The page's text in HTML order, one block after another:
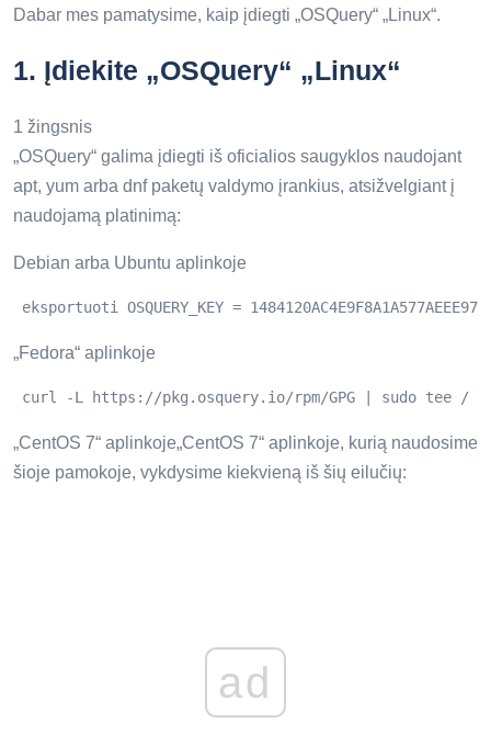
Dabar mes pamatysime, kaip įdiegti „OSQuery“ „Linux“.
1. Įdiekite „OSQuery“ „Linux“
1 žingsnis
„OSQuery“ galima įdiegti iš oficialios saugyklos naudojant
apt, yum arba dnf paketų valdymo įrankius, atsižvelgiant į
naudojamą platinimą:
Debian arba Ubuntu aplinkoje
eksportuoti OSQUERY_KEY =
„Fedora“ aplinkoje
curl -L https://pkg.osquery.io/rpm/GPG | sudo tee /
„CentOS 7“ aplinkoje„CentOS 7“ aplinkoje, kurią naudosime
šioje pamokoje, vykdysime kiekvieną iš šių eilučių:
ad